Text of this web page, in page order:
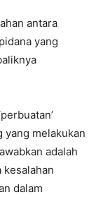
antara
yang
yang melakukan
adalah
kesalahan
dalam